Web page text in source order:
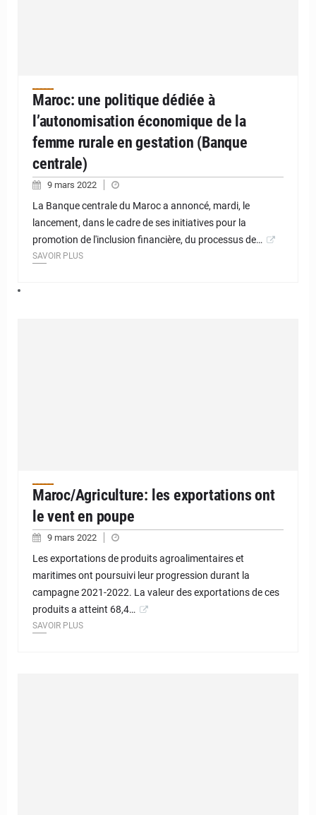
Maroc: une politique dédiée à
l’autonomisation économique de la
femme rurale en gestation (Banque
centrale)
9 mars 2022
La Banque centrale du Maroc a annoncé, mardi, le
lancement, dans le cadre de ses initiatives pour la
promotion de l'inclusion financière, du processus de…
SAVOIR PLUS
Maroc/Agriculture: les exportations ont
le vent en poupe
9 mars 2022
Les exportations de produits agroalimentaires et
maritimes ont poursuivi leur progression durant la
campagne 2021-2022. La valeur des exportations de ces
produits a atteint 68,4…
SAVOIR PLUS